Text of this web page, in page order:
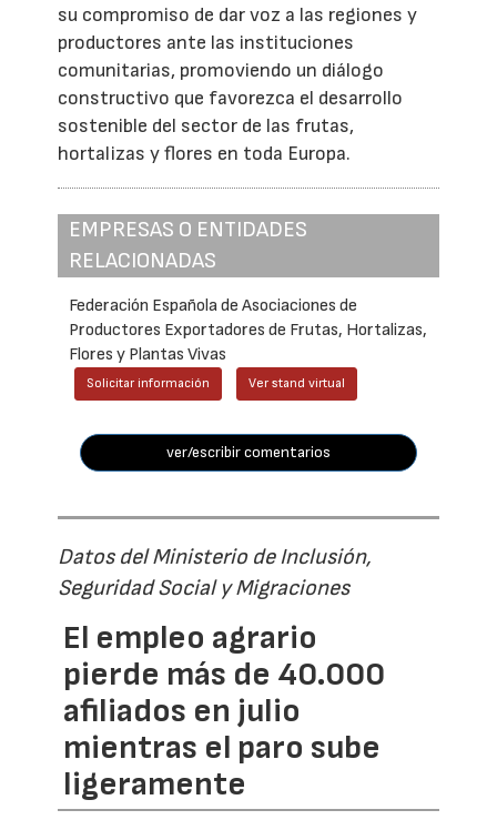
su compromiso de dar voz a las regiones y
productores ante las instituciones
comunitarias, promoviendo un diálogo
constructivo que favorezca el desarrollo
sostenible del sector de las frutas,
hortalizas y flores en toda Europa.
EMPRESAS O ENTIDADES
RELACIONADAS
Federación Española de Asociaciones de
Productores Exportadores de Frutas, Hortalizas,
Flores y Plantas Vivas
Solicitar información Ver stand virtual
ver/escribir comentarios
Datos del Ministerio de Inclusión,
Seguridad Social y Migraciones
El empleo agrario
pierde más de 40.000
afiliados en julio
mientras el paro sube
ligeramente